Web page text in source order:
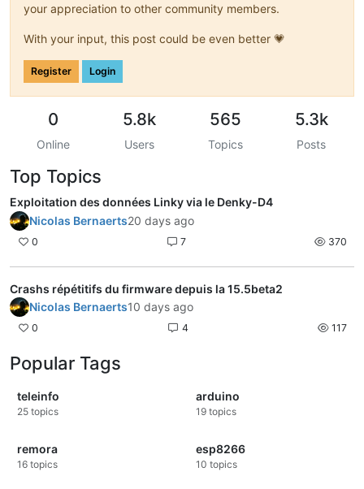
your appreciation to other community members.
With your input, this post could be even better 💗
Register Login
0
Online
5.8k
Users
565
Topics
5.3k
Posts
Top Topics
Exploitation des données Linky via le Denky-D4
Nicolas Bernaerts20 days ago
0 7 370
Crashs répétitifs du firmware depuis la 15.5beta2
Nicolas Bernaerts10 days ago
0 4 117
Popular Tags
teleinfo
25 topics
arduino
19 topics
remora
16 topics
esp8266
10 topics